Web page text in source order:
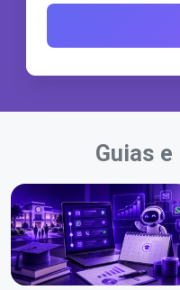
Guias